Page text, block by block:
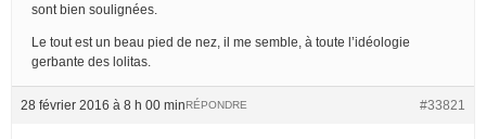
sont bien soulignées.
Le tout est un beau pied de nez, il me semble, à toute l’idéologie
gerbante des lolitas.
28 février 2016 à 8 h 00 min #33821
RÉPONDRE